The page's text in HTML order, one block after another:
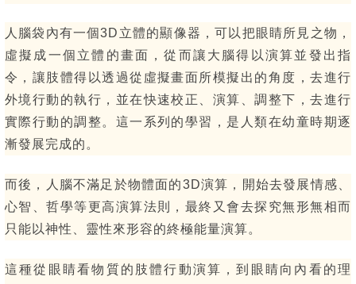
人腦袋內有一個3D立體的顯像器，可以把眼睛所見之物，
虛擬成一個立體的畫面，從而讓大腦得以演算並發出指
令，讓肢體得以透過從虛擬畫面所模擬出的角度，去進行
外境行動的執行，並在快速校正、演算、調整下，去進行
實際行動的調整。這一系列的學習，是人類在幼童時期逐
漸發展完成的。
而後，人腦不滿足於物體面的3D演算，開始去發展情感、
心智、哲學等更高演算法則，最終又會去探究無形無相而
只能以神性、靈性來形容的終極能量演算。
這種從眼睛看物質的肢體行動演算，到眼睛向內看的理